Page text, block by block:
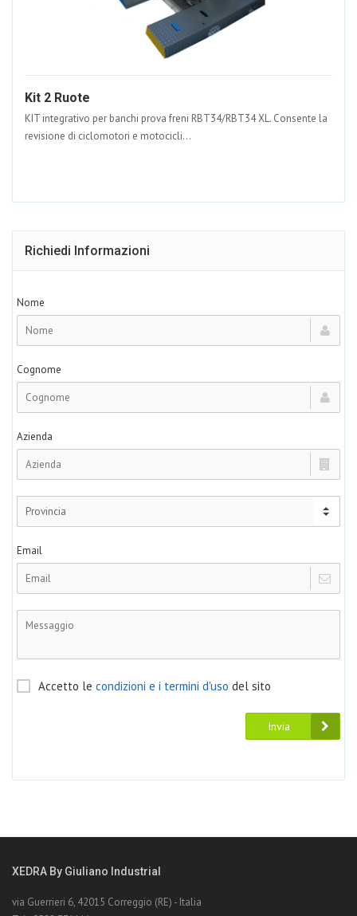
Kit 2 Ruote
KIT integrativo per banchi prova freni RBT34/RBT34 XL. Consente la
revisione di ciclomotori e motocicli...
Richiedi Informazioni
Nome
Cognome
Azienda
Email
Accetto le condizioni e i termini d'uso del sito
Invia
XEDRA By Giuliano Industrial
via Guerrieri 6, 42015 Correggio (RE) - Italia